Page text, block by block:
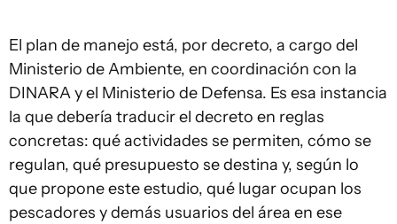
El plan de manejo está, por decreto, a cargo del
Ministerio de Ambiente, en coordinación con la
DINARA y el Ministerio de Defensa. Es esa instancia
la que debería traducir el decreto en reglas
concretas: qué actividades se permiten, cómo se
regulan, qué presupuesto se destina y, según lo
que propone este estudio, qué lugar ocupan los
pescadores y demás usuarios del área en ese